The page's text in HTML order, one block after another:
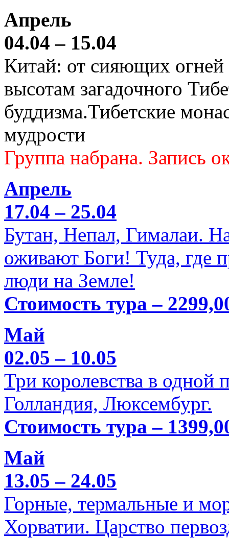
Апрель
04.04 – 15.04
Китай: от сияющих
высотам загадочного
буддизма.Тибетские
мудрости
Группа набрана. Запись
Апрель
17.04 – 25.04
Бутан, Непал, Гималаи.
оживают Боги! Туда, где
люди на Земле!
Стоимость тура –
Май
02.05 – 10.05
Три королевства в одной
Голландия, Люксембург.
Стоимость тура –
Май
13.05 – 24.05
Горные, термальные и
Хорватии. Царство